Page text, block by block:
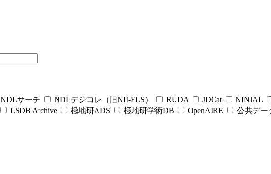
NDLサーチ NDLデジコレ（旧NII-ELS） RUDA JDCat NINJAL
LSDB Archive 極地研ADS 極地研学術DB OpenAIRE 公共デー